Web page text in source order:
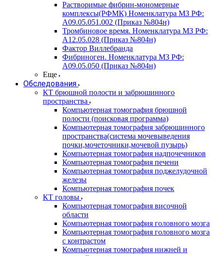
Растворимые фибрин-мономерные
комплексы(РФМК) Номенклатура МЗ РФ:
A09.05.051.002 (Приказ №804н)
Тромбиновое время. Номенклатура МЗ РФ:
A12.05.028 (Приказ №804н)
Фактор Виллебранда
Фибриноген. Номенклатура МЗ РФ:
A09.05.050 (Приказ №804н)
Еще
Обследования
КТ брюшной полости и забрюшинного
пространства
Компьютерная томография брюшной
полости (поисковая программа)
Компьютерная томография забрюшинного
пространства(система мочевыведения
почки,мочеточники,мочевой пузырь)
Компьютерная томография надпочечников
Компьютерная томография печени
Компьютерная томография поджелудочной
железы
Компьютерная томография почек
КТ головы
Компьютерная томография височной
области
Компьютерная томография головного мозга
Компьютерная томография головного мозга
с контрастом
Компьютерная томография нижней и